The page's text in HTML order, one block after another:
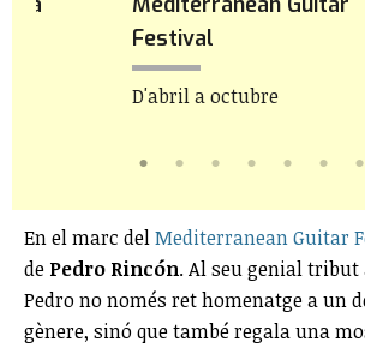
Festival
D'abril a octubre
En el marc delMediterranean Guitar
de Pedro Rincón. Al seu genial tribut
Pedro no només ret homenatge a un
gènere, sinó que també regala una